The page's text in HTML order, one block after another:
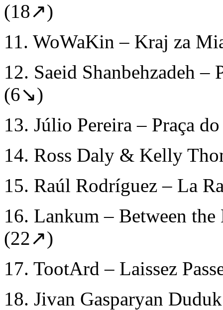
(18↗)
11. WoWaKin – Kraj za
12. Saeid Shanbehzadeh
(6↘)
13. Júlio Pereira – Praça
14. Ross Daly & Kelly
15. Raúl Rodríguez – La
16. Lankum – Between
(22↗)
17. TootArd – Laissez
18. Jivan Gasparyan